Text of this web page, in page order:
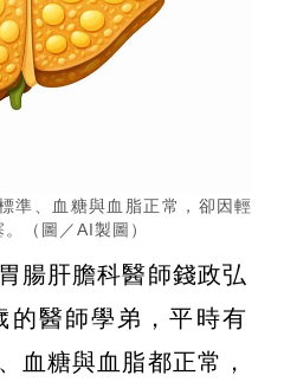
準、血糖與血脂正常，卻因輕
（圖／AI製圖）
腸肝膽科醫師錢政弘
的醫師學弟，平時有
血糖與血脂都正常，